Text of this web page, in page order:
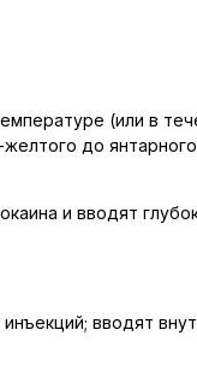
(или в
до
и вводят
вводят